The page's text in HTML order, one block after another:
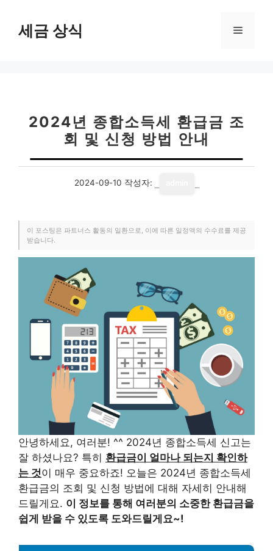
세금 상식 메
2024년 종합소득세 환급금 조
회 및 신청 방법 안내
2024-09-10 작성자:
이 포스팅은 파트너스 활동의 일환으로, 이에 따른 일정액의 수수료를 제공
받습니다.
안녕하세요, 여러분! ^^ 2024년 종합소득세 신고는
잘 하셨나요? 특히 환급금이 얼마나 되는지 확인하
는 것이 매우 중요하죠! 오늘은 2024년 종합소득세
환급금의 조회 및 신청 방법에 대해 자세히 안내해
드릴게요. 이 정보를 통해 여러분의 소중한 환급금을
쉽게 받을 수 있도록 도와드릴게요~!